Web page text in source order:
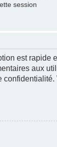
session
est
aux